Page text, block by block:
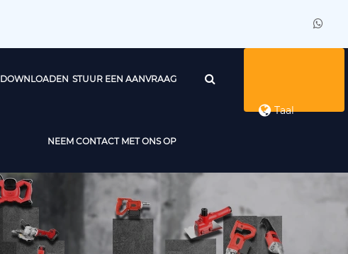
DOWNLOADEN STUUR EEN AANVRAAG
NEEM CONTACT MET ONS OP
Taal